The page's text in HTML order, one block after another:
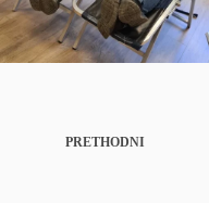
PRETHODNI